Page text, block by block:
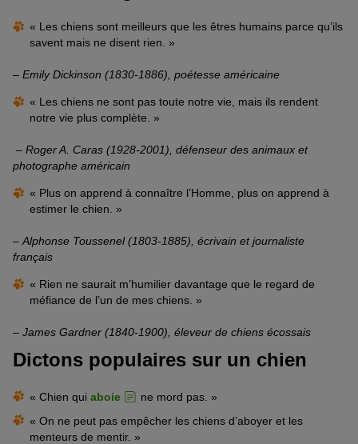
« Les chiens sont meilleurs que les êtres humains parce qu’ils
savent mais ne disent rien. »
– Emily Dickinson (1830-1886), poétesse américaine
« Les chiens ne sont pas toute notre vie, mais ils rendent
notre vie plus complète. »
– Roger A. Caras (1928-2001), défenseur des animaux et
photographe américain
« Plus on apprend à connaître l’Homme, plus on apprend à
estimer le chien. »
– Alphonse Toussenel (1803-1885), écrivain et journaliste
français
« Rien ne saurait m’humilier davantage que le regard de
méfiance de l’un de mes chiens. »
– James Gardner (1840-1900), éleveur de chiens écossais
Dictons populaires sur un chien
« Chien qui aboie
ne mord pas. »
« On ne peut pas empêcher les chiens d’aboyer et les
menteurs de mentir. »